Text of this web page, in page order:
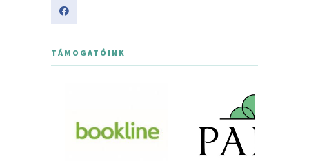
TÁMOGATÓINK